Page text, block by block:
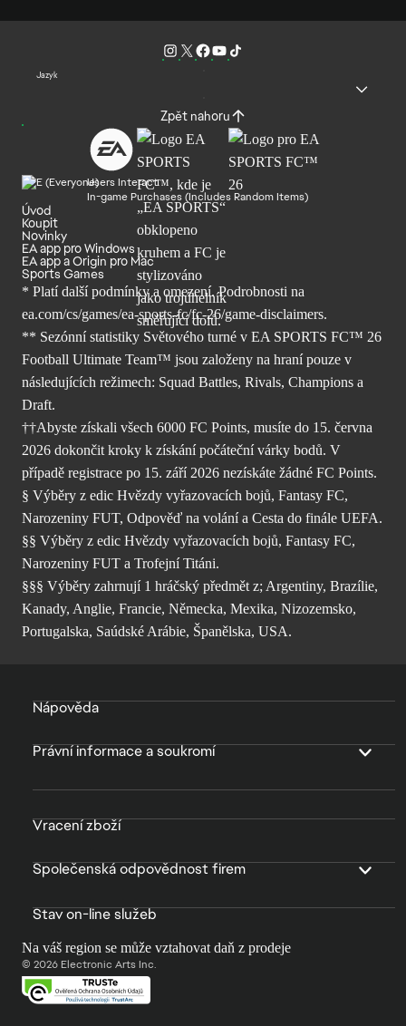
Jazyk
Zpět nahoru
Users Interact
In-game Purchases (Includes Random Items)
Úvod
Koupit
Novinky
EA app pro Windows
EA app a Origin pro Mac
Sports Games
* Platí další podmínky a omezení. Podrobnosti na
ea.com/cs/games/ea-sports-fc/fc-26/game-disclaimers.
** Sezónní statistiky Světového turné v EA SPORTS FC™ 26
Football Ultimate Team™ jsou založeny na hraní pouze v
následujících režimech: Squad Battles, Rivals, Champions a
Draft.
††Abyste získali všech 6000 FC Points, musíte do 15. června
2026 dokončit kroky k získání počáteční várky bodů. V
případě registrace po 15. září 2026 nezískáte žádné FC Points.
§ Výběry z edic Hvězdy vyřazovacích bojů, Fantasy FC,
Narozeniny FUT, Odpověď na volání a Cesta do finále UEFA.
§§ Výběry z edic Hvězdy vyřazovacích bojů, Fantasy FC,
Narozeniny FUT a Trofejní Titáni.
§§§ Výběry zahrnují 1 hráčský předmět z; Argentiny, Brazílie,
Kanady, Anglie, Francie, Německa, Mexika, Nizozemsko,
Portugalska, Saúdské Arábie, Španělska, USA.
Nápověda
Právní informace a soukromí
Vracení zboží
Společenská odpovědnost firem
Stav on-line služeb
Na váš region se může vztahovat daň z prodeje
© 2026 Electronic Arts Inc.